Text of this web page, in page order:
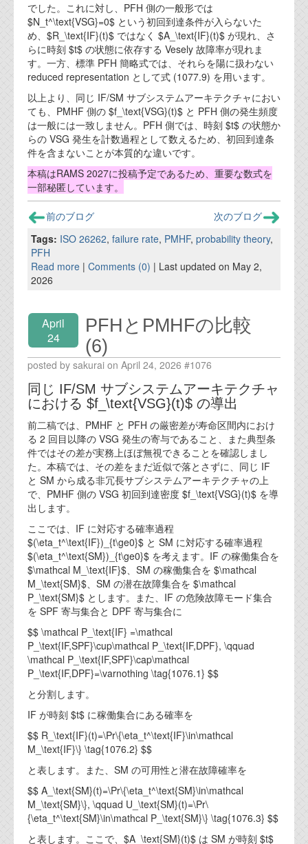
でした。これに対し、PFH 側の一般形では
$N_t^\text{VSG}=0$ という初回到達条件が入らないた
め、$R_\text{IF}(t)$ ではなく $A_\text{IF}(t)$ が現れ、さ
らに時刻 $t$ の状態に依存する Vesely 故障率が現れま
す。一方、標準 PFH 簡略式では、それらを陽に扱わない
reduced representation として式 (1077.9) を用います。
以上より、同じ IF/SM サブシステムアーキテクチャにおい
ても、PMHF 側の $f_\text{VSG}(t)$ と PFH 側の発生頻度
は一般には一致しません。PFH 側では、時刻 $t$ の状態か
らの VSG 発生を計数過程として数えるため、初回到達条
件を含まないことが本質的な違いです。
本稿はRAMS 2027に投稿予定であるため、重要な数式を
一部秘匿しています。
前のブログ
次のブログ
Tags: ISO 26262, failure rate, PMHF, probability theory,
PFH
Read more | Comments (0) | Last updated on May 2,
2026
April
24
PFHとPMHFの比較
(6)
posted by sakurai on April 24, 2026 #1076
同じ IF/SM サブシステムアーキテクチャ
における $f_\text{VSG}(t)$ の導出
前二稿では、PMHF と PFH の厳密差が寿命区間内におけ
る 2 回目以降の VSG 発生の寄与であること、また典型条
件ではその差が実務上ほぼ無視できることを確認しまし
た。本稿では、その差をまだ近似で落とさずに、同じ IF
と SM から成る非冗長サブシステムアーキテクチャの上
で、PMHF 側の VSG 初回到達密度 $f_\text{VSG}(t)$ を導
出します。
ここでは、IF に対応する確率過程
$(\eta_t^\text{IF})_{t\ge0}$ と SM に対応する確率過程
$(\eta_t^\text{SM})_{t\ge0}$ を考えます。IF の稼働集合を
$\mathcal M_\text{IF}$、SM の稼働集合を $\mathcal
M_\text{SM}$、SM の潜在故障集合を $\mathcal
P_\text{SM}$ とします。また、IF の危険故障モード集合
を SPF 寄与集合と DPF 寄与集合に
$$ \mathcal P_\text{IF} =\mathcal
P_\text{IF,SPF}\cup\mathcal P_\text{IF,DPF}, \qquad
\mathcal P_\text{IF,SPF}\cap\mathcal
P_\text{IF,DPF}=\varnothing \tag{1076.1} $$
と分割します。
IF が時刻 $t$ に稼働集合にある確率を
$$ R_\text{IF}(t)=\Pr\{\eta_t^\text{IF}\in\mathcal
M_\text{IF}\} \tag{1076.2} $$
と表します。また、SM の可用性と潜在故障確率を
$$ A_\text{SM}(t)=\Pr\{\eta_t^\text{SM}\in\mathcal
M_\text{SM}\}, \qquad U_\text{SM}(t)=\Pr\
{\eta_t^\text{SM}\in\mathcal P_\text{SM}\} \tag{1076.3} $$
と表します。ここで、$A_\text{SM}(t)$ は SM が時刻 $t$